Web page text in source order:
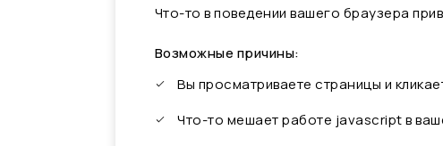
Что-то в поведении вашего браузера
Возможные причины:
Вы просматриваете страницы и
Что-то мешает работе javascript в